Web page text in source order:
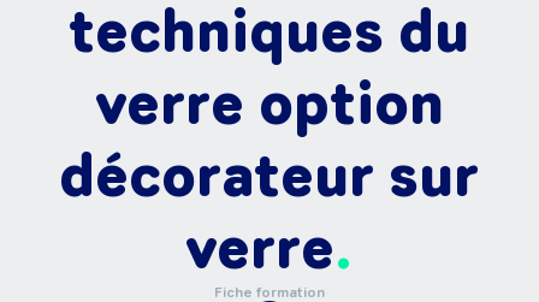
techniques du
verre option
décorateur sur
verre
Fiche formation